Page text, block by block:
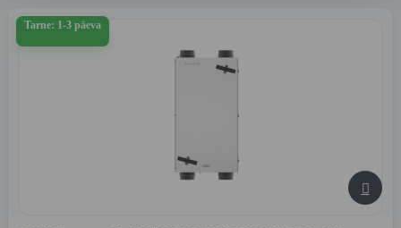
Tarne: 1-3 päeva
